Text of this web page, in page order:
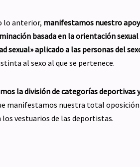
lo anterior, manifestamos nuestro
basada en la orientación
sexual» aplicado a las personas del
al sexo al que se pertenece.
la división de categorías deportivas
manifestamos nuestra total
los vestuarios de las deportistas.